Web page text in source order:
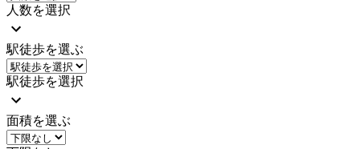
人数を選択
駅徒歩を選ぶ
駅徒歩を選択
面積を選ぶ